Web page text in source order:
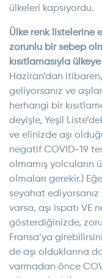
ülkeleri kapsıyordu.
Ülke renk listelerine
zorunlu bir sebep
kısıtlamasıyla
Haziran’dan
geliyorsanız ve
herhangi bir
deyişle, Yeşil
ve elinizde aşı
negatif COVID-19
olmamış yolcuların
olmaları gerekir.)
seyahat ediyorsanız
varsa, aşı ispatı VE
gösterdiğinizde,
Fransa’ya
de aşı olduklarına
varmadan önce